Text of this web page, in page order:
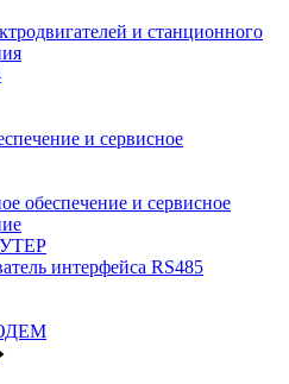
и станционного
и сервисное
обеспечение и сервисное
интерфейса RS485